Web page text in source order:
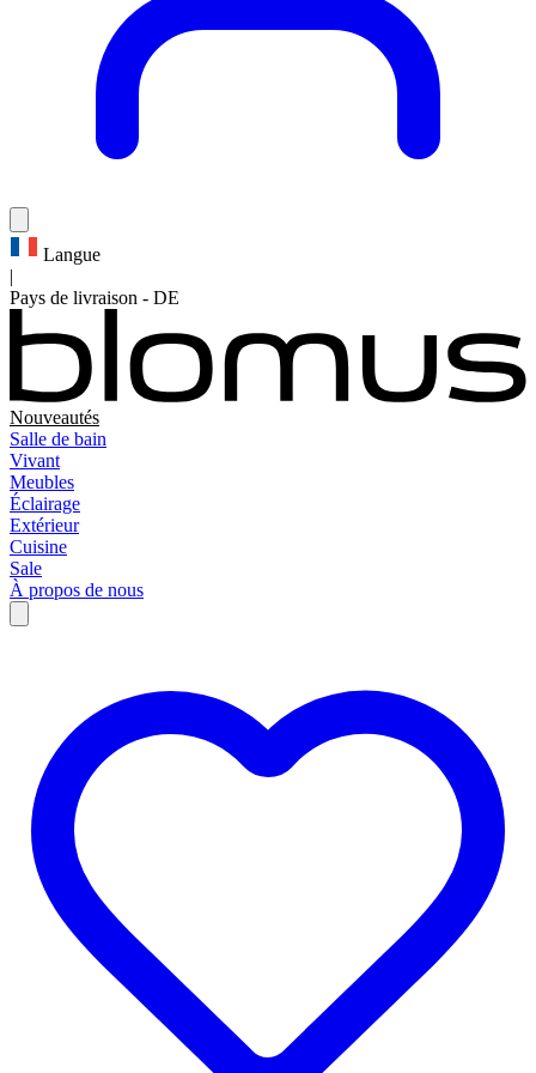
Langue
|
Pays de livraison - DE
Nouveautés
Salle de bain
Vivant
Meubles
Éclairage
Extérieur
Cuisine
Sale
À propos de nous